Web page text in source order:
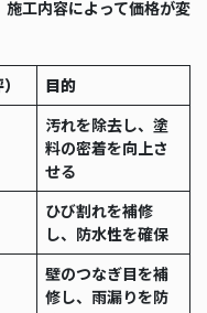
工内容によって価格が変
目的
汚れを除去し、塗
料の密着を向上さ
せる
ひび割れを補修
し、防水性を確保
壁のつなぎ目を補
修し、雨漏りを防